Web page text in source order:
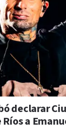
declarar
a